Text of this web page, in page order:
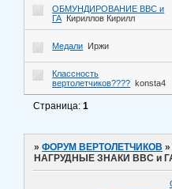
ОБМУНДИРОВАНИЕ ВВС и
ГА Кириллов Кирилл
Медали Иржи
Классность
вертолетчиков???? konsta4
Страница:1
»ФОРУМ ВЕРТОЛЕТЧИКОВ
НАГРУДНЫЕ ЗНАКИ ВВС и